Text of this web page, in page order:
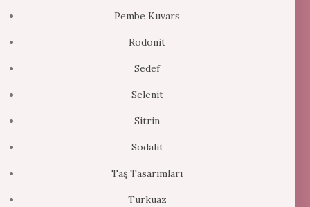
Pembe Kuvars
Rodonit
Sedef
Selenit
Sitrin
Sodalit
Taş Tasarımları
Turkuaz